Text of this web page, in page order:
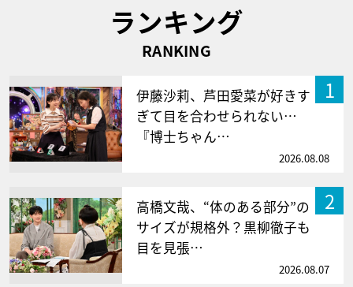
ランキング
RANKING
1
伊藤沙莉、芦田愛菜が好きす
ぎて目を合わせられない…
『博士ちゃん…
2026.08.08
2
高橋文哉、“体のある部分”の
サイズが規格外？黒柳徹子も
目を見張…
2026.08.07